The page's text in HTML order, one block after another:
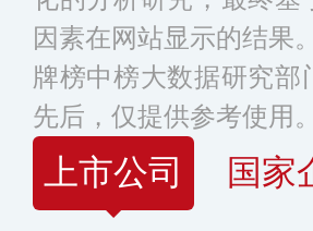
因素在网站显示的结果
牌榜中榜大数据研究
先后，仅提供参考使用。
上市公司 国家